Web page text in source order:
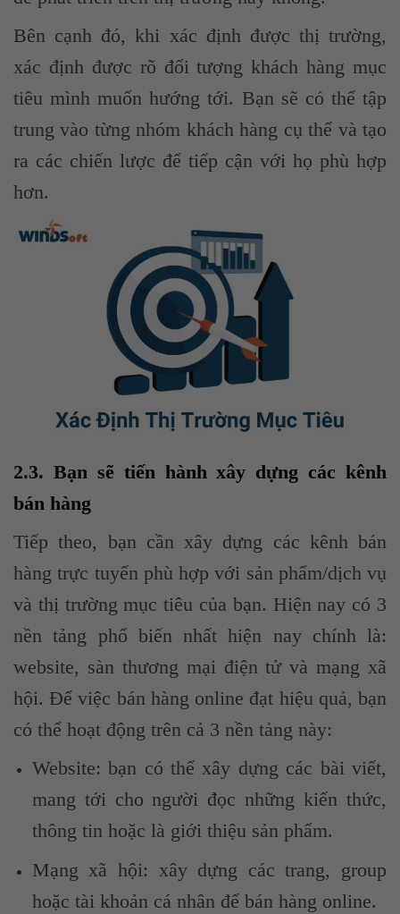
Bên cạnh đó, khi xác định được thị trường,
xác định được rõ đối tượng khách hàng mục
tiêu mình muốn hướng tới. Bạn sẽ có thể tập
trung vào từng nhóm khách hàng cụ thể và tạo
ra các chiến lược để tiếp cận với họ phù hợp
hơn.
2.3. Bạn sẽ tiến hành xây dựng các kênh
bán hàng
Tiếp theo, bạn cần xây dựng các kênh bán
hàng trực tuyến phù hợp với sản phẩm/dịch vụ
và thị trường mục tiêu của bạn. Hiện nay có 3
nền tảng phổ biến nhất hiện nay chính là:
website, sàn thương mại điện tử và mạng xã
hội. Để việc bán hàng online đạt hiệu quả, bạn
có thể hoạt động trên cả 3 nền tảng này:
Website: bạn có thể xây dựng các bài viết,
mang tới cho người đọc những kiến thức,
thông tin hoặc là giới thiệu sản phẩm.
Mạng xã hội: xây dựng các trang, group
hoặc tài khoản cá nhân để bán hàng online.